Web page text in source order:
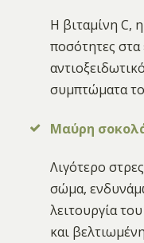
Η βιταμίνη C,
ποσότητες στα
συμπτώματα
Μαύρη
Λιγότερο
σώμα,
λειτουργία
και